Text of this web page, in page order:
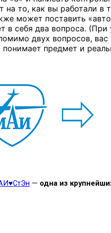
на то, как вы работали в
может поставить
в себя два вопроса.
двух вопросов,
предмет и